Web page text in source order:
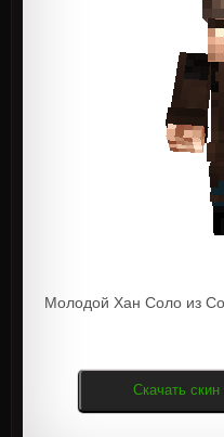
Молодой Хан Соло из
Скачать